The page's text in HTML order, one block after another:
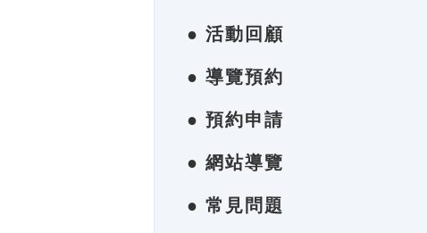
● 活動回顧
● 導覽預約
● 預約申請
● 網站導覽
● 常見問題